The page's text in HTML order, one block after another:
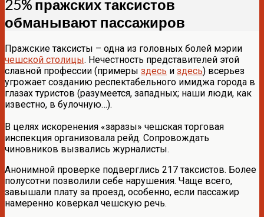
25% пражских таксистов
обманывают пассажиров
Пражские таксисты – одна из головных болей мэрии
чешской столицы. Нечестность представителей этой
славной профессии (примеры здесь и здесь) всерьез
угрожает созданию респектабельного имиджа города в
глазах туристов (разумеется, западных; наши люди, как
известно, в булочную…).
В целях искоренения «заразы» чешская торговая
инспекция организовала рейд. Сопровождать
чиновников вызвались журналисты.
Анонимной проверке подверглись 217 таксистов. Более
полусотни позволили себе нарушения. Чаще всего,
завышали плату за проезд, особенно, если пассажир
намеренно коверкал чешскую речь.